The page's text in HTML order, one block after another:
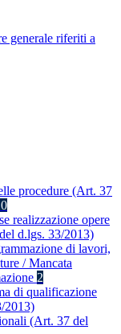
generale riferiti a
procedure (Art. 37
realizzazione opere
d.lgs. 33/2013)
di lavori,
/ Mancata
2
di qualificazione
2013)
(Art. 37 del